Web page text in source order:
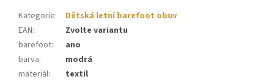
Kategorie:
Dětská letní barefoot obuv
EAN:
Zvolte variantu
barefoot:
ano
barva:
modrá
materiál:
textil